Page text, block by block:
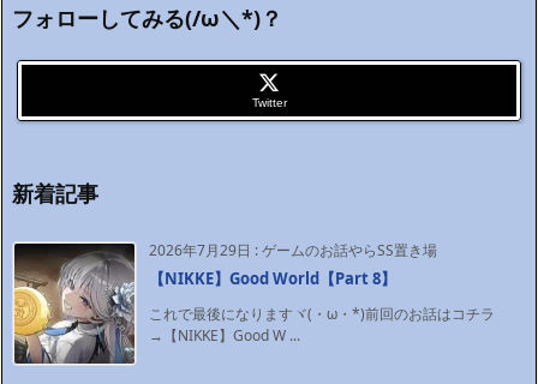
フォローしてみる(/ω＼*)？
Twitter
新着記事
2026年7月29日 :ゲームのお話やらSS置き場
【NIKKE】Good World【Part 8】
これで最後になりますヾ(・ω・*)前回のお話はコチラ
→【NIKKE】Good W ...